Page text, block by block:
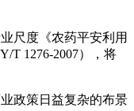
尺度《农药平安利用
T 1276-2007），将
政策日益复杂的布景